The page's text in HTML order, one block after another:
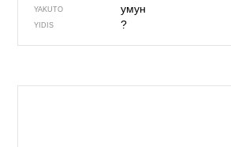
YAKUTO умун
YIDIS ?